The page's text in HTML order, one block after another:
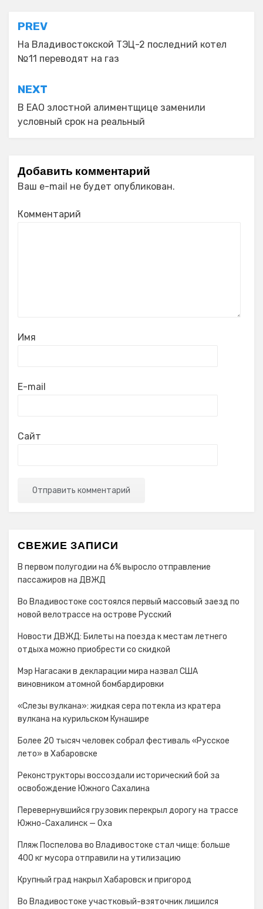
Навигация
по
записям
PREV
На Владивостокской ТЭЦ-2 последний котел
№11 переводят на газ
NEXT
В ЕАО злостной алиментщице заменили
условный срок на реальный
Добавить комментарий
Ваш e-mail не будет опубликован.
Комментарий
Имя
E-mail
Сайт
СВЕЖИЕ ЗАПИСИ
В первом полугодии на 6% выросло отправление
пассажиров на ДВЖД
Во Владивостоке состоялся первый массовый заезд по
новой велотрассе на острове Русский
Новости ДВЖД: Билеты на поезда к местам летнего
отдыха можно приобрести со скидкой
Мэр Нагасаки в декларации мира назвал США
виновником атомной бомбардировки
«Слезы вулкана»: жидкая сера потекла из кратера
вулкана на курильском Кунашире
Более 20 тысяч человек собрал фестиваль «Русское
лето» в Хабаровске
Реконструкторы воссоздали исторический бой за
освобождение Южного Сахалина
Перевернувшийся грузовик перекрыл дорогу на трассе
Южно-Сахалинск — Оха
Пляж Поспелова во Владивостоке стал чище: больше
400 кг мусора отправили на утилизацию
Крупный град накрыл Хабаровск и пригород
Во Владивостоке участковый-взяточник лишился